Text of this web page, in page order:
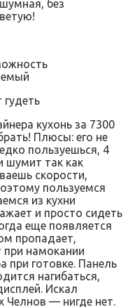
без
кухонь за 7300
Плюсы: его не
пользуешься, 4
шумит так как
скорости,
пользуемся
из кухни
и просто сидеть
еще появляется
пропадает,
намокании
при готовке. Панель
нагибаться,
Искал
Челнов — нигде нет.